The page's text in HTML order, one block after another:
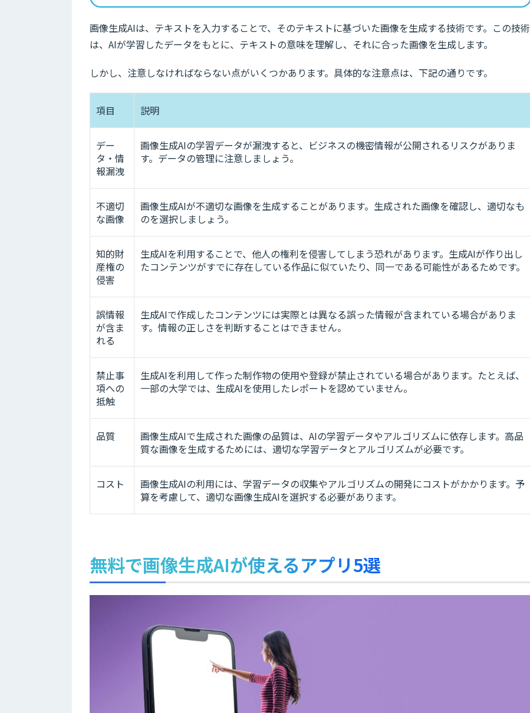
画像生成AIは、テキストを入力することで、そのテキストに基づいた画像を生成する技術です。この技術
は、AIが学習したデータをもとに、テキストの意味を理解し、それに合った画像を生成します。
しかし、注意しなければならない点がいくつかあります。具体的な注意点は、下記の通りです。
項目 説明
デー
タ・情
報漏洩
画像生成AIの学習データが漏洩すると、ビジネスの機密情報が公開されるリスクがありま
す。データの管理に注意しましょう。
不適切
な画像
画像生成AIが不適切な画像を生成することがあります。生成された画像を確認し、適切なも
のを選択しましょう。
知的財
産権の
侵害
生成AIを利用することで、他人の権利を侵害してしまう恐れがあります。生成AIが作り出し
たコンテンツがすでに存在している作品に似ていたり、同一である可能性があるためです。
誤情報
が含ま
れる
生成AIで作成したコンテンツには実際とは異なる誤った情報が含まれている場合がありま
す。情報の正しさを判断することはできません。
禁止事
項への
抵触
生成AIを利用して作った制作物の使用や登録が禁止されている場合があります。たとえば、
一部の大学では、生成AIを使用したレポートを認めていません。
品質
画像生成AIで生成された画像の品質は、AIの学習データやアルゴリズムに依存します。高品
質な画像を生成するためには、適切な学習データとアルゴリズムが必要です。
コスト
画像生成AIの利用には、学習データの収集やアルゴリズムの開発にコストがかかります。予
算を考慮して、適切な画像生成AIを選択する必要があります。
無料で画像生成AIが使えるアプリ5選